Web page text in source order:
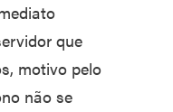
que
motivo pelo
não se